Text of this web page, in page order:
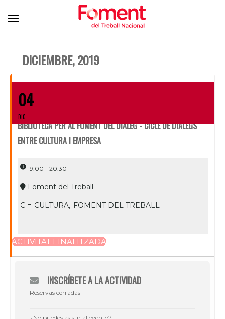
DICIEMBRE, 2019
04
DIC
BIBLIOTECA PER AL FOMENT DEL DIÀLEG - CICLE DE DIÀLEGS
ENTRE CULTURA I EMPRESA
19:00 - 20:30
Foment del Treball
C = CULTURA, FOMENT DEL TREBALL
ACTIVITAT FINALITZADA
INSCRÍBETE A LA ACTIVIDAD
Reservas cerradas